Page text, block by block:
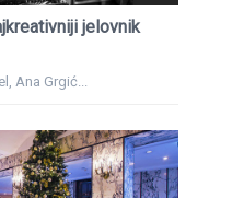
jelovnik
Ana Grgić...